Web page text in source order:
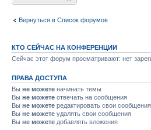
Вернуться в Список форумов
КТО СЕЙЧАС НА КОНФЕРЕНЦИИ
Сейчас этот форум просматривают: нет
ПРАВА ДОСТУПА
Вы не можете начинать темы
Вы не можете отвечать на сообщения
Вы не можете редактировать свои сообщения
Вы не можете удалять свои сообщения
Вы не можете добавлять вложения